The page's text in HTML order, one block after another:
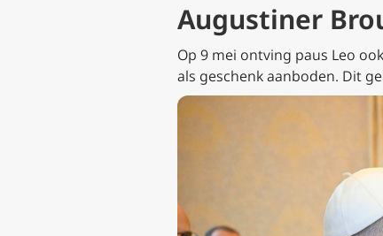
Augustiner
Op 9 mei ontving paus Leo
als geschenk aanboden. Dit